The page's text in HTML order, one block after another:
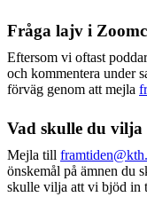
Fråga lajv i
Eftersom vi oftast
och kommentera under
förväg genom att mejla
Vad skulle du vilja
Mejla till
önskemål på ämnen du
skulle vilja att vi bjöd in